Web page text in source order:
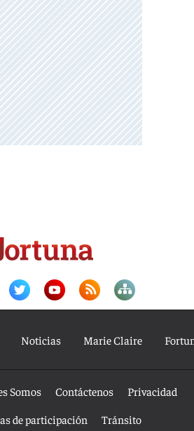
Noticias Marie Claire
Somos Contáctenos
Privacidad
de participación Tránsito